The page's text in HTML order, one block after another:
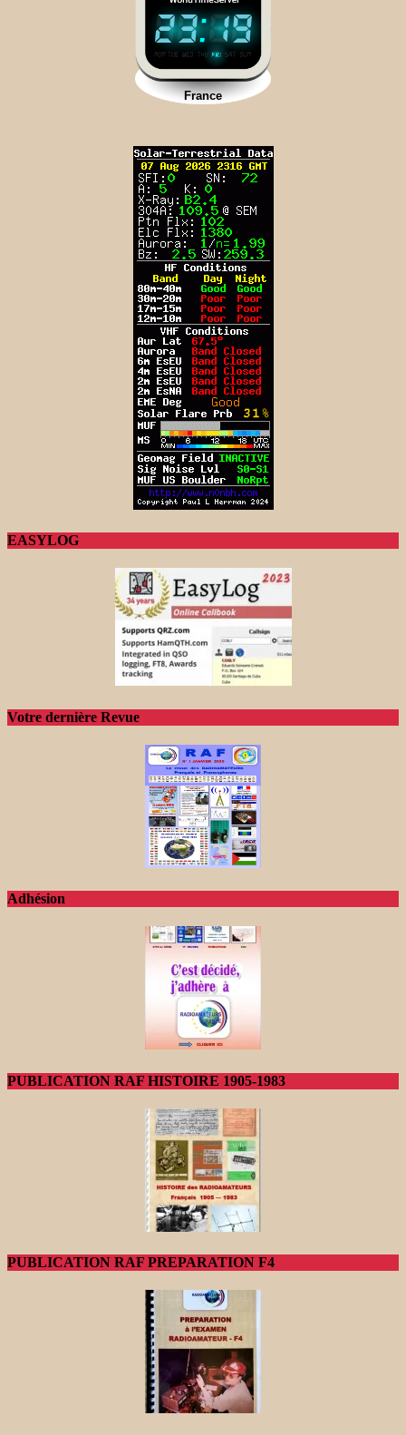
EASYLOG
Votre dernière Revue
Adhésion
PUBLICATION RAF HISTOIRE 1905-1983
PUBLICATION RAF PREPARATION F4